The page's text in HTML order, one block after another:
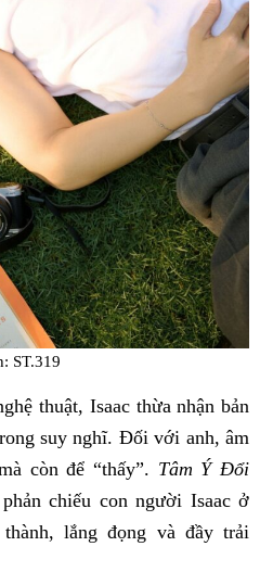
ST.319
thuật, Isaac thừa nhận bản
suy nghĩ. Đối với anh, âm
còn để “thấy”. Tâm Ý Đổi
chiếu con người Isaac ở
lắng đọng và đầy trải